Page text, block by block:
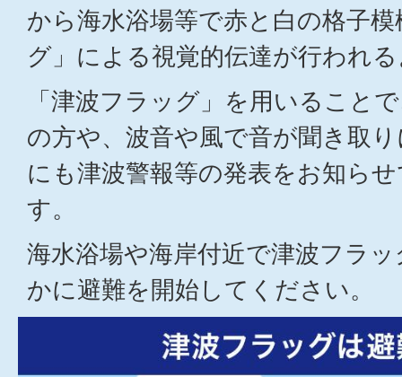
から海水浴場等で赤と白の格子
グ」による視覚的伝達が行われ
「津波フラッグ」を用いること
の方や、波音や風で音が聞き取
にも津波警報等の発表をお知ら
す。
海水浴場や海岸付近で津波フラ
かに避難を開始してください。